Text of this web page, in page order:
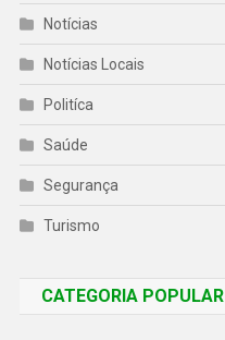
Notícias
Notícias Locais
Politíca
Saúde
Segurança
Turismo
CATEGORIA POPULAR